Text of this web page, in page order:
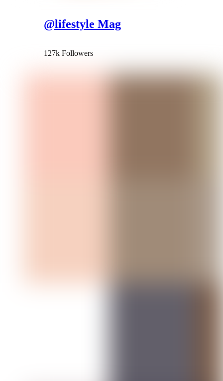
@lifestyle Mag
127k Followers